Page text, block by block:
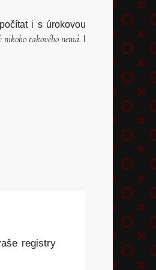
i s úrokovou
takového nemá.
registry